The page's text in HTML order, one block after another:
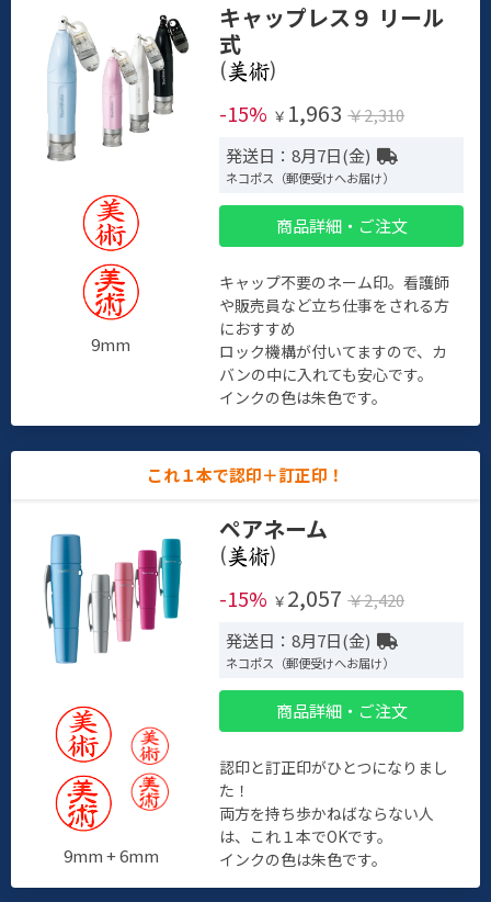
9mm
キャップレス９ リール
式
(
)
-15% ￥ 1,963 ￥2,310
発送日：8月7日(金)
ネコポス（郵便受けへお届け）
商品詳細・ご注文
キャップ不要のネーム印。看護師
や販売員など立ち仕事をされる方
におすすめ
ロック機構が付いてますので、カ
バンの中に入れても安心です。
インクの色は朱色です。
これ１本で認印＋訂正印！
9mm + 6mm
ペアネーム
(
)
-15% ￥ 2,057 ￥2,420
発送日：8月7日(金)
ネコポス（郵便受けへお届け）
商品詳細・ご注文
認印と訂正印がひとつになりまし
た！
両方を持ち歩かねばならない人
は、これ１本でOKです。
インクの色は朱色です。